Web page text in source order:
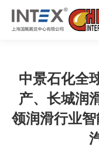
中景石化全
产、长城润
领润滑行业